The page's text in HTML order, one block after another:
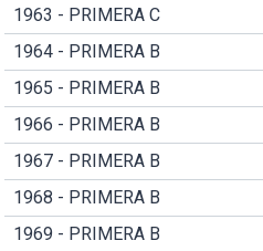
1963 - PRIMERA C
1964 - PRIMERA B
1965 - PRIMERA B
1966 - PRIMERA B
1967 - PRIMERA B
1968 - PRIMERA B
1969 - PRIMERA B